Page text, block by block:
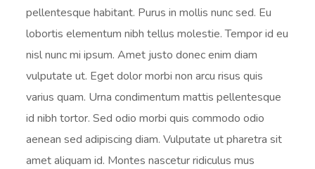
pellentesque habitant. Purus in mollis nunc sed. Eu
lobortis elementum nibh tellus molestie. Tempor id eu
nisl nunc mi ipsum. Amet justo donec enim diam
vulputate ut. Eget dolor morbi non arcu risus quis
varius quam. Urna condimentum mattis pellentesque
id nibh tortor. Sed odio morbi quis commodo odio
aenean sed adipiscing diam. Vulputate ut pharetra sit
amet aliquam id. Montes nascetur ridiculus mus